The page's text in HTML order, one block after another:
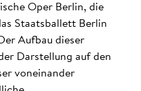
Oper Berlin, die
Staatsballett Berlin
Aufbau dieser
Darstellung auf den
voneinander